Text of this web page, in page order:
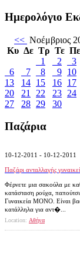
Ημερολόγιο
<< Νοέμβριος
Κυ Δε Τρ Τε Πε
1
2 3
6
7 8 9 10
13
14 15 16 17
20
21 22 23 24
27
28 29 30
Παζάρια
10-12-2011 - 10-12-2011
Παζάρι ανταλλαγής
Φέρνετε μια σακούλα με
κατάσταση ρούχα,
Γυναικεία MONO. Είναι
κατάλληλα για αντ�...
Location: Αθήνα